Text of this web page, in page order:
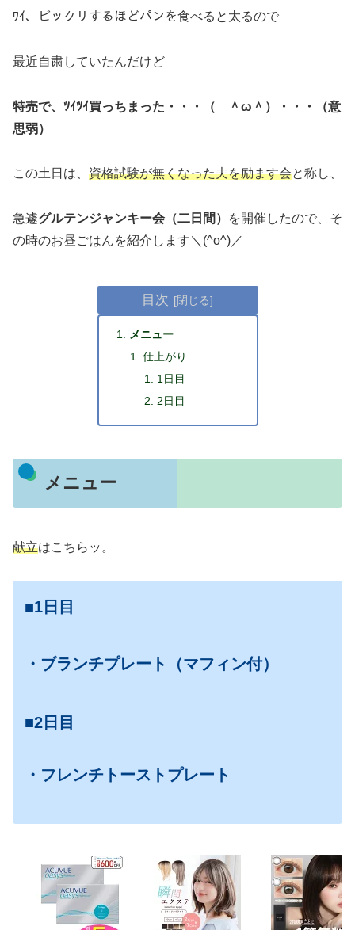
ﾜｲ、ビックリするほどパンを食べると太るので
最近自粛していたんだけど
特売で、ﾂｲﾂｲ買っちまった・・・（ ＾ω＾）・・・（意
思弱）
この土日は、 資格試験が無くなった夫を励ます会と称し、
急遽グルテンジャンキー会（二日間）
を開催したので、そ
の時のお昼ごはんを紹介します＼(^o^)／
目次
メニュー
仕上がり
1日目
2日目
メニュー
献立はこちらッ。
■1日目
・ブランチプレート（マフィン付）
■2日目
・フレンチトーストプレート